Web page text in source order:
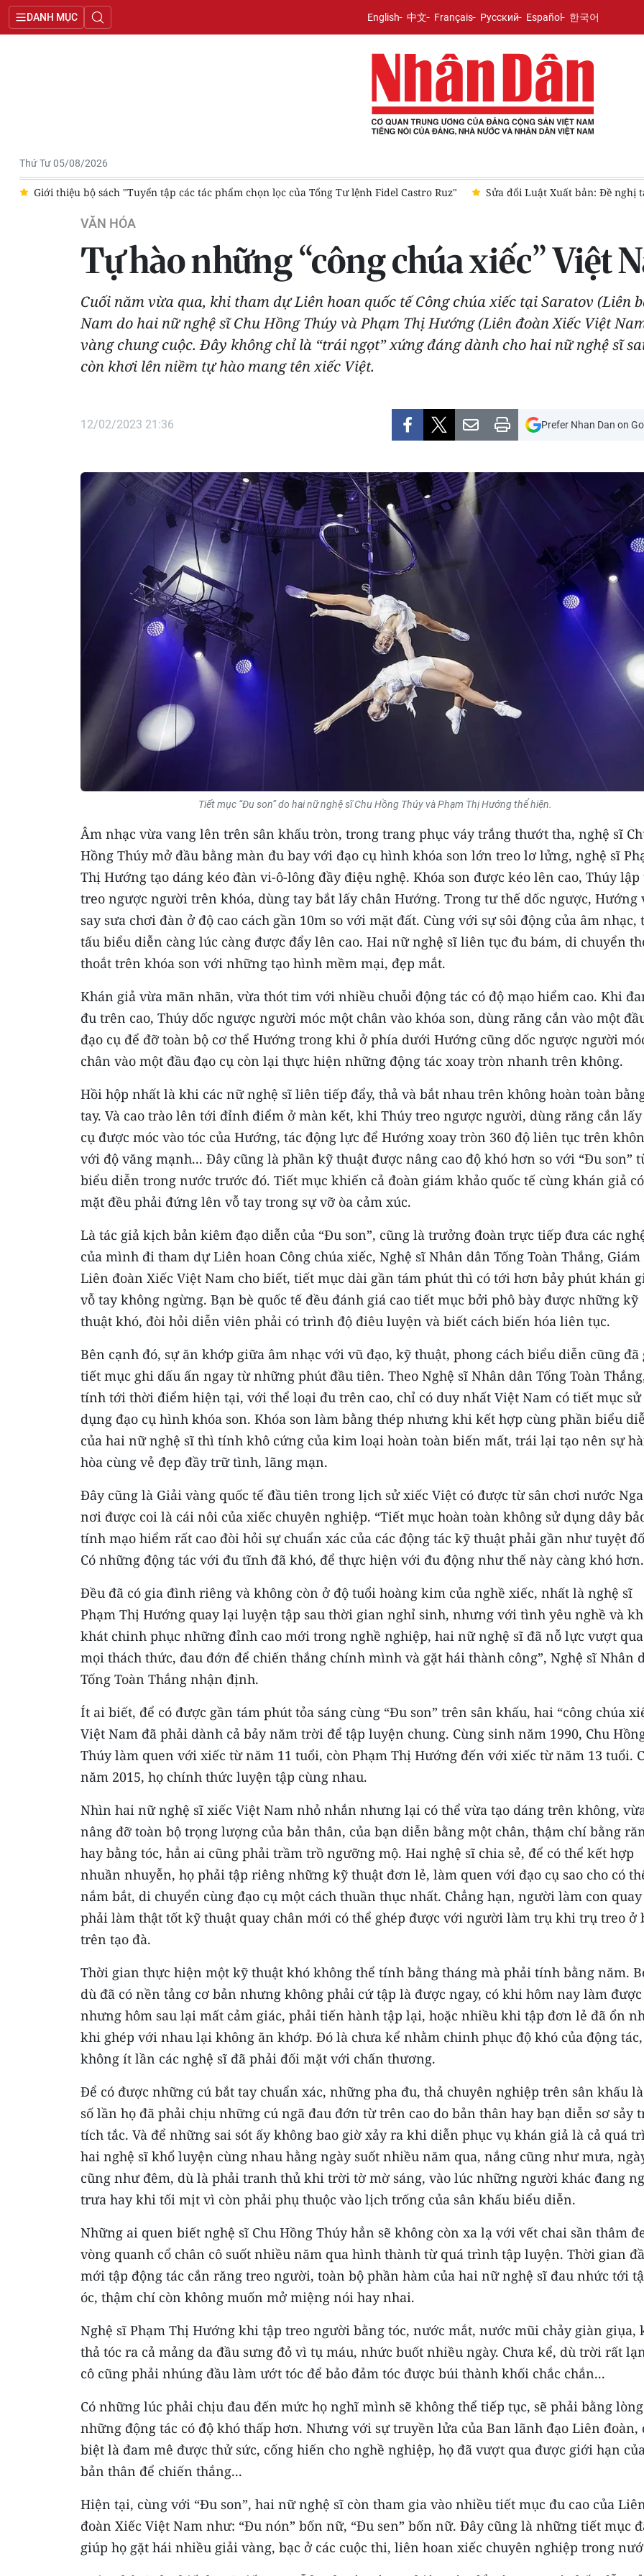
DANH MỤC English 中文 Français Русский Español 한국어
Thứ Tư 05/08/2026
Giới thiệu bộ sách "Tuyển tập các tác phẩm chọn lọc của Tổng Tư lệnh Fidel Castro Ruz" Sửa đổi Luật Xuất bản: Đề nghị
VĂN HÓA
Tự hào những “công chúa xiếc” Việt
Cuối năm vừa qua, khi tham dự Liên hoan quốc tế Công chúa xiếc tại Saratov (Liên
Nam do hai nữ nghệ sĩ Chu Hồng Thúy và Phạm Thị Hướng (Liên đoàn Xiếc Việt
vàng chung cuộc. Đây không chỉ là “trái ngọt” xứng đáng dành cho hai nữ nghệ sĩ
còn khơi lên niềm tự hào mang tên xiếc Việt.
12/02/2023 21:36 Prefer Nhan Dan on
Tiết mục “Đu son” do hai nữ nghệ sĩ Chu Hồng Thúy và Phạm Thị Hướng thể hiện.
Âm nhạc vừa vang lên trên sân khấu tròn, trong trang phục váy trắng thướt tha, nghệ sĩ
Hồng Thúy mở đầu bằng màn đu bay với đạo cụ hình khóa son lớn treo lơ lửng, nghệ sĩ
Thị Hướng tạo dáng kéo đàn vi-ô-lông đầy điệu nghệ. Khóa son được kéo lên cao, Thúy lập
treo ngược người trên khóa, dùng tay bắt lấy chân Hướng. Trong tư thế dốc ngược, Hướng
say sưa chơi đàn ở độ cao cách gần 10m so với mặt đất. Cùng với sự sôi động của âm nhạc,
tấu biểu diễn càng lúc càng được đẩy lên cao. Hai nữ nghệ sĩ liên tục đu bám, di chuyển
thoắt trên khóa son với những tạo hình mềm mại, đẹp mắt.
Khán giả vừa mãn nhãn, vừa thót tim với nhiều chuỗi động tác có độ mạo hiểm cao. Khi
đu trên cao, Thúy dốc ngược người móc một chân vào khóa son, dùng răng cắn vào một
đạo cụ để đỡ toàn bộ cơ thể Hướng trong khi ở phía dưới Hướng cũng dốc ngược người
chân vào một đầu đạo cụ còn lại thực hiện những động tác xoay tròn nhanh trên không.
Hồi hộp nhất là khi các nữ nghệ sĩ liên tiếp đẩy, thả và bắt nhau trên không hoàn toàn
tay. Và cao trào lên tới đỉnh điểm ở màn kết, khi Thúy treo ngược người, dùng răng cắn lấy
cụ được móc vào tóc của Hướng, tác động lực để Hướng xoay tròn 360 độ liên tục trên
với độ văng mạnh... Đây cũng là phần kỹ thuật được nâng cao độ khó hơn so với “Đu son”
biểu diễn trong nước trước đó. Tiết mục khiến cả đoàn giám khảo quốc tế cùng khán giả có
mặt đều phải đứng lên vỗ tay trong sự vỡ òa cảm xúc.
Là tác giả kịch bản kiêm đạo diễn của “Đu son”, cũng là trưởng đoàn trực tiếp đưa các
của mình đi tham dự Liên hoan Công chúa xiếc, Nghệ sĩ Nhân dân Tống Toàn Thắng, Giám
Liên đoàn Xiếc Việt Nam cho biết, tiết mục dài gần tám phút thì có tới hơn bảy phút khán
vỗ tay không ngừng. Bạn bè quốc tế đều đánh giá cao tiết mục bởi phô bày được những kỹ
thuật khó, đòi hỏi diễn viên phải có trình độ điêu luyện và biết cách biến hóa liên tục.
Bên cạnh đó, sự ăn khớp giữa âm nhạc với vũ đạo, kỹ thuật, phong cách biểu diễn cũng đã
tiết mục ghi dấu ấn ngay từ những phút đầu tiên. Theo Nghệ sĩ Nhân dân Tống Toàn
tính tới thời điểm hiện tại, với thể loại đu trên cao, chỉ có duy nhất Việt Nam có tiết mục sử
dụng đạo cụ hình khóa son. Khóa son làm bằng thép nhưng khi kết hợp cùng phần biểu
của hai nữ nghệ sĩ thì tính khô cứng của kim loại hoàn toàn biến mất, trái lại tạo nên sự
hòa cùng vẻ đẹp đầy trữ tình, lãng mạn.
Đây cũng là Giải vàng quốc tế đầu tiên trong lịch sử xiếc Việt có được từ sân chơi nước
nơi được coi là cái nôi của xiếc chuyên nghiệp. “Tiết mục hoàn toàn không sử dụng dây
tính mạo hiểm rất cao đòi hỏi sự chuẩn xác của các động tác kỹ thuật phải gần như tuyệt
Có những động tác với đu tĩnh đã khó, để thực hiện với đu động như thế này càng khó hơn.
Đều đã có gia đình riêng và không còn ở độ tuổi hoàng kim của nghề xiếc, nhất là nghệ sĩ
Phạm Thị Hướng quay lại luyện tập sau thời gian nghỉ sinh, nhưng với tình yêu nghề và
khát chinh phục những đỉnh cao mới trong nghề nghiệp, hai nữ nghệ sĩ đã nỗ lực vượt qua
mọi thách thức, đau đớn để chiến thắng chính mình và gặt hái thành công”, Nghệ sĩ Nhân
Tống Toàn Thắng nhận định.
Ít ai biết, để có được gần tám phút tỏa sáng cùng “Đu son” trên sân khấu, hai “công chúa
Việt Nam đã phải dành cả bảy năm trời để tập luyện chung. Cùng sinh năm 1990, Chu
Thúy làm quen với xiếc từ năm 11 tuổi, còn Phạm Thị Hướng đến với xiếc từ năm 13 tuổi.
năm 2015, họ chính thức luyện tập cùng nhau.
Nhìn hai nữ nghệ sĩ xiếc Việt Nam nhỏ nhắn nhưng lại có thể vừa tạo dáng trên không,
nâng đỡ toàn bộ trọng lượng của bản thân, của bạn diễn bằng một chân, thậm chí bằng
hay bằng tóc, hẳn ai cũng phải trầm trồ ngưỡng mộ. Hai nghệ sĩ chia sẻ, để có thể kết hợp
nhuần nhuyễn, họ phải tập riêng những kỹ thuật đơn lẻ, làm quen với đạo cụ sao cho có
nắm bắt, di chuyển cùng đạo cụ một cách thuần thục nhất. Chẳng hạn, người làm con quay
phải làm thật tốt kỹ thuật quay chân mới có thể ghép được với người làm trụ khi trụ treo ở
trên tạo đà.
Thời gian thực hiện một kỹ thuật khó không thể tính bằng tháng mà phải tính bằng năm.
dù đã có nền tảng cơ bản nhưng không phải cứ tập là được ngay, có khi hôm nay làm được
nhưng hôm sau lại mất cảm giác, phải tiến hành tập lại, hoặc nhiều khi tập đơn lẻ đã ổn
khi ghép với nhau lại không ăn khớp. Đó là chưa kể nhằm chinh phục độ khó của động tác,
không ít lần các nghệ sĩ đã phải đối mặt với chấn thương.
Để có được những cú bắt tay chuẩn xác, những pha đu, thả chuyên nghiệp trên sân khấu
số lần họ đã phải chịu những cú ngã đau đớn từ trên cao do bản thân hay bạn diễn sơ sảy
tích tắc. Và để những sai sót ấy không bao giờ xảy ra khi diễn phục vụ khán giả là cả quá
hai nghệ sĩ khổ luyện cùng nhau hằng ngày suốt nhiều năm qua, nắng cũng như mưa,
cũng như đêm, dù là phải tranh thủ khi trời tờ mờ sáng, vào lúc những người khác đang
trưa hay khi tối mịt vì còn phải phụ thuộc vào lịch trống của sân khấu biểu diễn.
Những ai quen biết nghệ sĩ Chu Hồng Thúy hẳn sẽ không còn xa lạ với vết chai sần thâm
vòng quanh cổ chân cô suốt nhiều năm qua hình thành từ quá trình tập luyện. Thời gian
mới tập động tác cắn răng treo người, toàn bộ phần hàm của hai nữ nghệ sĩ đau nhức tới
óc, thậm chí còn không muốn mở miệng nói hay nhai.
Nghệ sĩ Phạm Thị Hướng khi tập treo người bằng tóc, nước mắt, nước mũi chảy giàn giụa,
thả tóc ra cả mảng da đầu sưng đỏ vì tụ máu, nhức buốt nhiều ngày. Chưa kể, dù trời rất
cô cũng phải nhúng đầu làm ướt tóc để bảo đảm tóc được búi thành khối chắc chắn...
Có những lúc phải chịu đau đến mức họ nghĩ mình sẽ không thể tiếp tục, sẽ phải bằng
những động tác có độ khó thấp hơn. Nhưng với sự truyền lửa của Ban lãnh đạo Liên đoàn,
biệt là đam mê được thử sức, cống hiến cho nghề nghiệp, họ đã vượt qua được giới hạn của
bản thân để chiến thắng...
Hiện tại, cùng với “Đu son”, hai nữ nghệ sĩ còn tham gia vào nhiều tiết mục đu cao của Liên
đoàn Xiếc Việt Nam như: “Đu nón” bốn nữ, “Đu sen” bốn nữ. Đây cũng là những tiết mục
giúp họ gặt hái nhiều giải vàng, bạc ở các cuộc thi, liên hoan xiếc chuyên nghiệp trong